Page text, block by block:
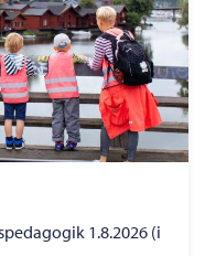
1.8.2026 (i